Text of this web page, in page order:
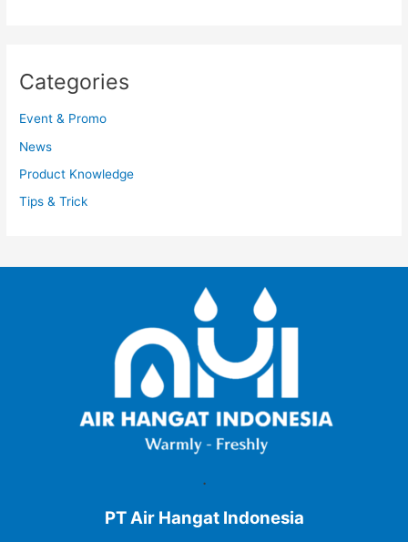
Categories
Event & Promo
News
Product Knowledge
Tips & Trick
.
PT Air Hangat Indonesia